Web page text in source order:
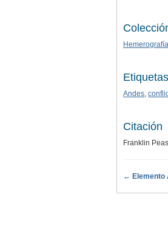
Hemerografía
Etiquetas
Andes
Citación
Franklin
← Elemento